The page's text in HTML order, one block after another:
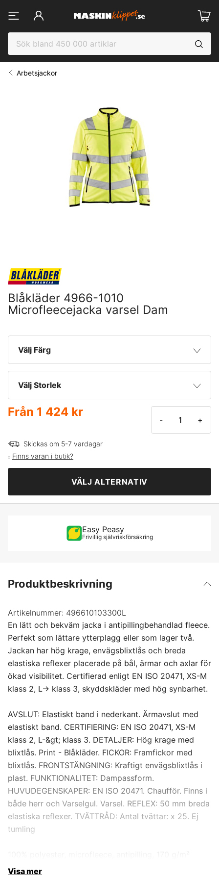
Arbetsjackor
Blåkläder 4966-1010
Microfleecejacka varsel Dam
Välj Färg
Varselorange
Välj Storlek
XS
S
M
L
XXXL
Från 1 424 kr
- +
Skickas om 5-7 vardagar
Finns varan i butik?
VÄLJ ALTERNATIV
Easy Peasy
Frivillig självriskförsäkring
Produktbeskrivning
Artikelnummer: 496610103300L
En lätt och bekväm jacka i antipillingbehandlad fleece.
Perfekt som lättare ytterplagg eller som lager två.
Jackan har hög krage, envägsblixtlås och breda
elastiska reflexer placerade på bål, ärmar och axlar för
ökad visibilitet. Certifierad enligt EN ISO 20471, XS-M
klass 2, L-> klass 3, skyddskläder med hög synbarhet.
AVSLUT: Elastiskt band i nederkant. Ärmavslut med
elastiskt band. CERTIFIERING: EN ISO 20471, XS-M
klass 2, L-&gt; klass 3. DETALJER: Hög krage med
blixtlås. Print - Blåkläder. FICKOR: Framfickor med
blixtlås. FRONTSTÄNGNING: Kraftigt envägsblixtlås i
plast. FUNKTIONALITET: Dampassform.
HUVUDEGENSKAPER: EN ISO 20471. Chaufför. Finns i
både herr och Varselgul. Varsel. REFLEX: 50 mm breda
elastiska reflexer. TVÄTTRÅD: Antal tvättar: x 25. Ej
tumling
Visa mer